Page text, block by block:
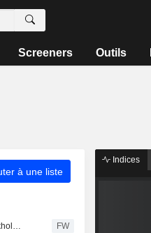
Screeners Outils
à une liste
Stagnation à la Bourse de Stockholm - Lundin Gold progresse après ses résultats FW
Indices